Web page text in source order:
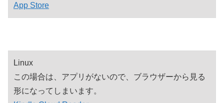
App Store
Linux
この場合は、アプリがないので、ブラウザーから見る
形になってしまいます。